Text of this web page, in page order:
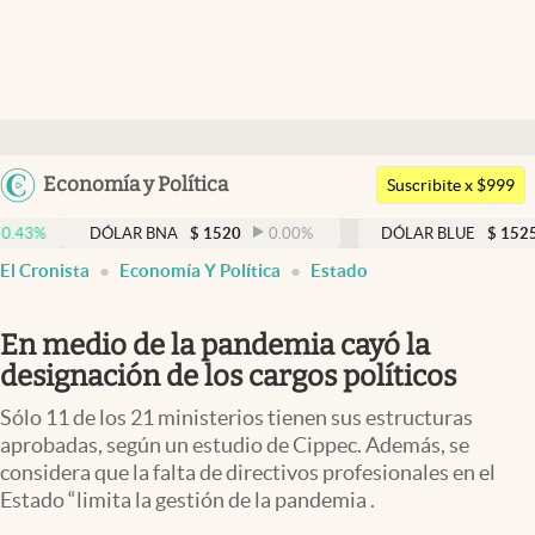
Argentina
Economía y Política
Members
Economía y Política
Finanzas y Mercados
Negocios
Columnistas
Otras secciones
Apertura
Suscribite x $999
DÓLAR BNA $ 1520 0.00% DÓLAR BLUE $ 1525 -
El Cronista Economía Y Política Estado
En medio de la pandemia cayó la
designación de los cargos políticos
Sólo 11 de los 21 ministerios tienen sus estructuras
aprobadas, según un estudio de Cippec. Además, se
considera que la falta de directivos profesionales en el
Estado “limita la gestión de la pandemia .